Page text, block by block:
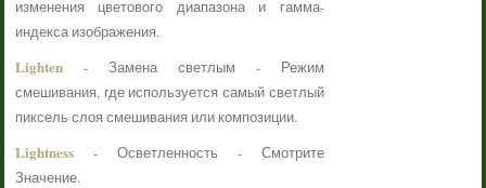
изменения цветового диапазона и гамма-
индекса изображения.
Lighten- Замена светлым - Режим
смешивания, где используется самый светлый
пиксель слоя смешивания или композиции.
Lightness- Осветленность - Смотрите
Значение.